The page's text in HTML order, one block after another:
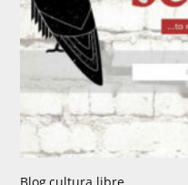
Blog,cultura libre